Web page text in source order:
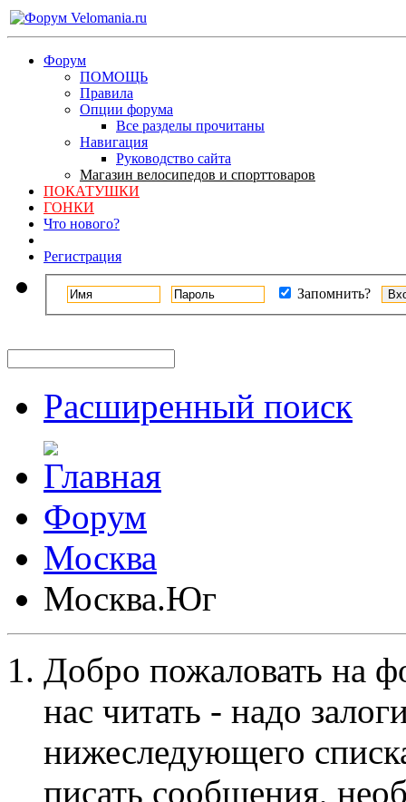
Форум
ПОМОЩЬ
Правила
Опции форума
Все разделы прочитаны
Навигация
Руководство сайта
Магазин велосипедов и спорттоваров
ПОКАТУШКИ
ГОНКИ
Что нового?
Регистрация
Запомнить?
Расширенный поиск
Форум
Москва
Москва.Юг
Добро пожаловать на
нас читать - надо
нижеследующего
писать сообщения,